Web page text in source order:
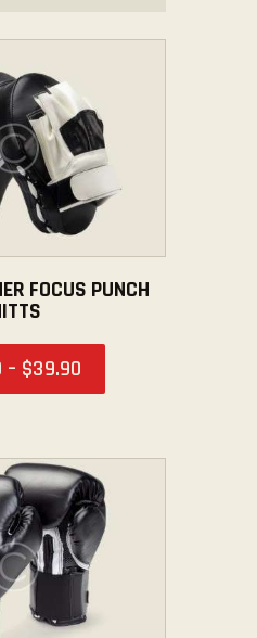
FOCUS PUNCH
– $39.90